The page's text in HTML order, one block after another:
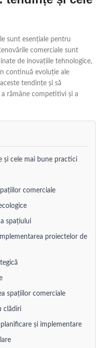
sunt esențiale pentru
comerciale sunt
de inovațiile tehnologice,
continuă evoluție ale
tendințe și să
rămâne competitivi și a
și cele mai bune practici
comerciale
spațiului
proiectelor de
spațiilor comerciale
clădiri
și implementare